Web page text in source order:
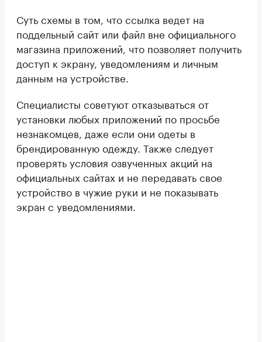
Суть схемы в том, что ссылка ведет на
поддельный сайт или файл вне официального
магазина приложений, что позволяет получить
доступ к экрану, уведомлениям и личным
данным на устройстве.
Специалисты советуют отказываться от
установки любых приложений по просьбе
незнакомцев, даже если они одеты в
брендированную одежду. Также следует
проверять условия озвученных акций на
официальных сайтах и не передавать свое
устройство в чужие руки и не показывать
экран с уведомлениями.